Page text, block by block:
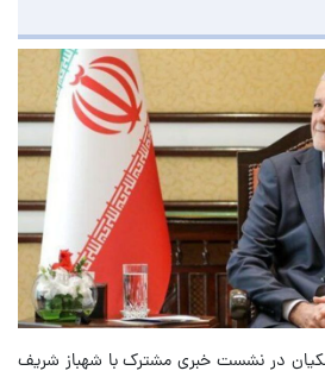
در نشست خبری مشترک با شهباز شریف